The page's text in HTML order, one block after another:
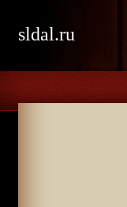
sldal.ru